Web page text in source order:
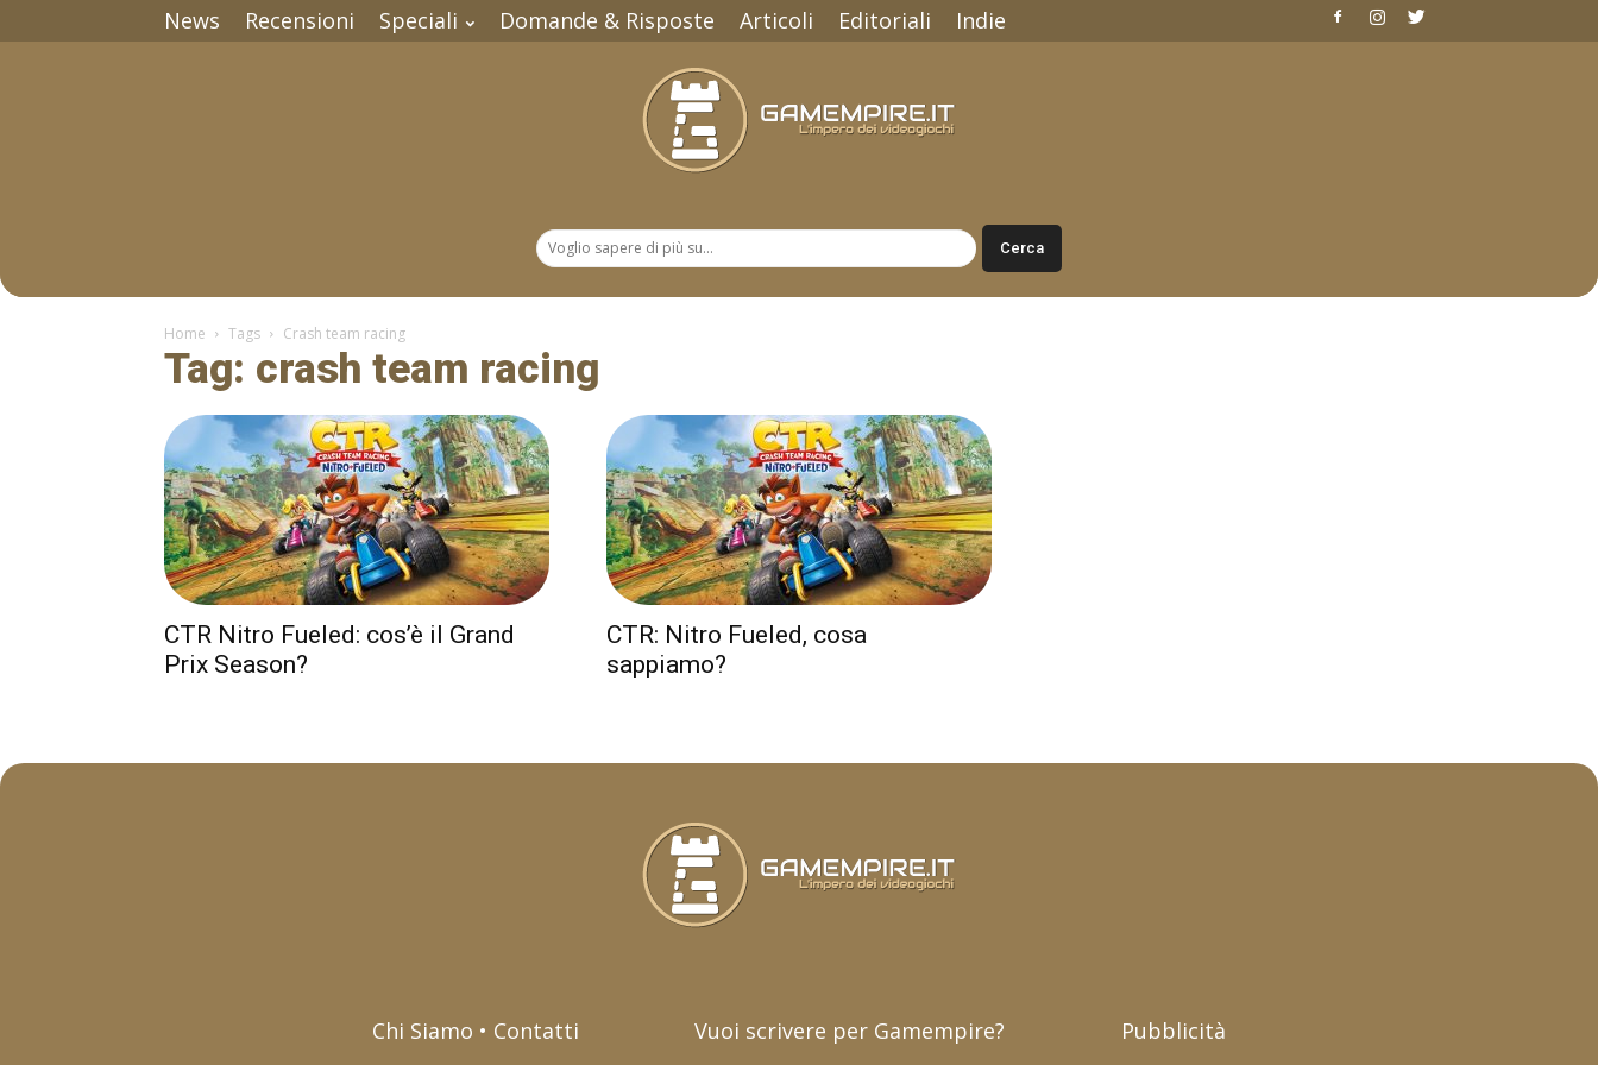
News Recensioni Speciali Domande & Risposte Articoli Editoriali Indie
Home Tags Crash team racing
Tag: crash team racing
CTR Nitro Fueled: cos’è il Grand
Prix Season?
CTR: Nitro Fueled, cosa
sappiamo?
Chi Siamo • Contatti Vuoi scrivere per Gamempire? Pubblicità